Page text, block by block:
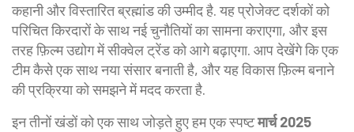
कहानी और विस्तारित ब्रह्मांड की उम्मीद है. यह प्रोजेक्ट दर्शकों को
परिचित किरदारों के साथ नई चुनौतियों का सामना कराएगा, और इस
तरह फ़िल्म उद्योग में सीक्वेल ट्रेंड को आगे बढ़ाएगा. आप देखेंगे कि एक
टीम कैसे एक साथ नया संसार बनाती है, और यह विकास फ़िल्म बनाने
की प्रक्रिया को समझने में मदद करता है.
इन तीनों खंडों को एक साथ जोड़ते हुए हम एक स्पष्टमार्च 2025